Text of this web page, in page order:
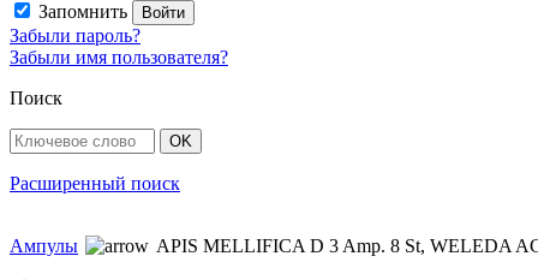
Запомнить
Забыли пароль?
Забыли имя пользователя?
Поиск
Расширенный поиск
Ампулы APIS MELLIFICA D 3 Amp. 8 St, WELEDA